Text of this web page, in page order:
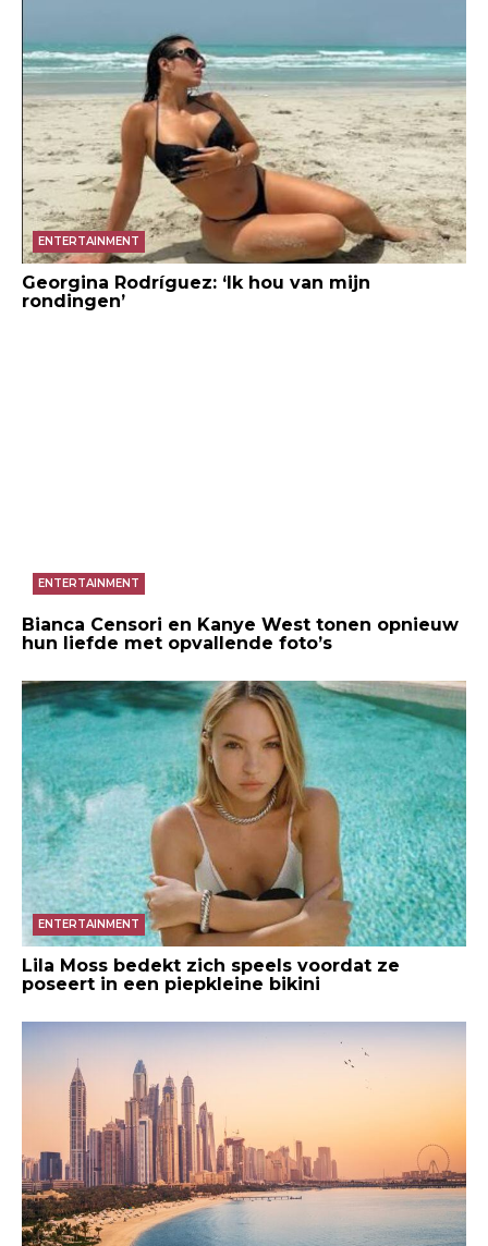
ENTERTAINMENT
Georgina Rodríguez: ‘Ik hou van mijn
rondingen’
ENTERTAINMENT
Bianca Censori en Kanye West tonen opnieuw
hun liefde met opvallende foto’s
ENTERTAINMENT
Lila Moss bedekt zich speels voordat ze
poseert in een piepkleine bikini